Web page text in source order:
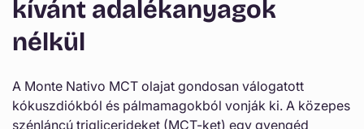
t
ó
t
a
r
t
kívánt adalékanyagok
nélkül
A Monte Nativo MCT olajat gondosan válogatott
kókuszdiókból és pálmamagokból vonják ki. A közepes
szénláncú triglicerideket (MCT-ket) egy gyengéd